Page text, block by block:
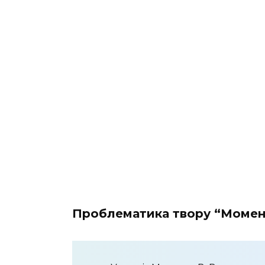
Проблематика твору